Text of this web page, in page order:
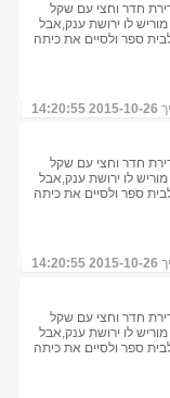
בן 40, שחי בדירת חדר וחצי עם שקל
לו ירושת ענק,אבל
ספר ולסיים את כיתה
2015-10-26 14:20:55
בן 40, שחי בדירת חדר וחצי עם שקל
לו ירושת ענק,אבל
ספר ולסיים את כיתה
2015-10-26 14:20:55
בן 40, שחי בדירת חדר וחצי עם שקל
לו ירושת ענק,אבל
ספר ולסיים את כיתה